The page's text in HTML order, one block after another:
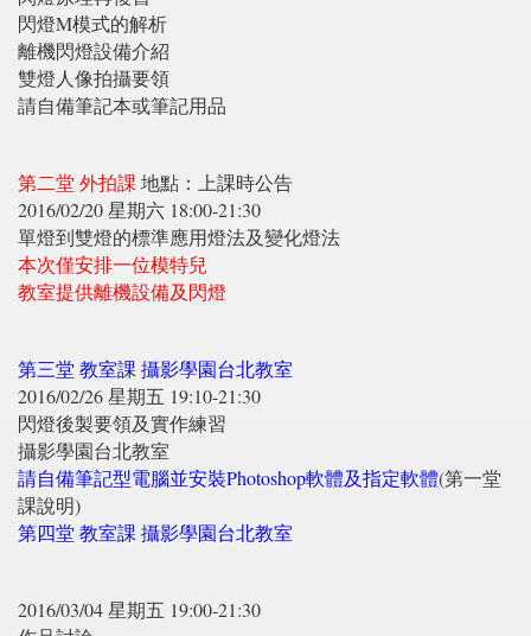
閃燈M模式的解析
離機閃燈設備介紹
雙燈人像拍攝要領
請自備筆記本或筆記用品
第二堂 外拍課 地點：上課時公告
2016/02/20 星期六 18:00-21:30
單燈到雙燈的標準應用燈法及變化燈法
本次僅安排一位模特兒
教室提供離機設備及閃燈
第三堂 教室課 攝影學園台北教室
2016/02/26 星期五 19:10-21:30
閃燈後製要領及實作練習
攝影學園台北教室
請自備筆記型電腦並安裝Photoshop軟體及指定軟體(第一堂
課說明)
第四堂 教室課 攝影學園台北教室
2016/03/04 星期五 19:00-21:30